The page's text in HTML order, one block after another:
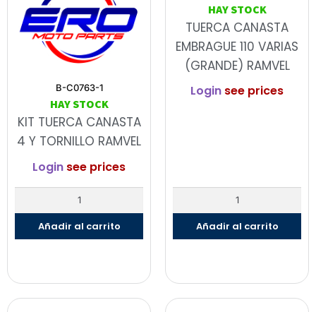
B-C0763-1
HAY STOCK
KIT TUERCA CANASTA
4 Y TORNILLO RAMVEL
Login see prices
Añadir al carrito
HAY STOCK
TUERCA CANASTA
EMBRAGUE 110 VARIAS
(GRANDE) RAMVEL
Login see prices
Añadir al carrito